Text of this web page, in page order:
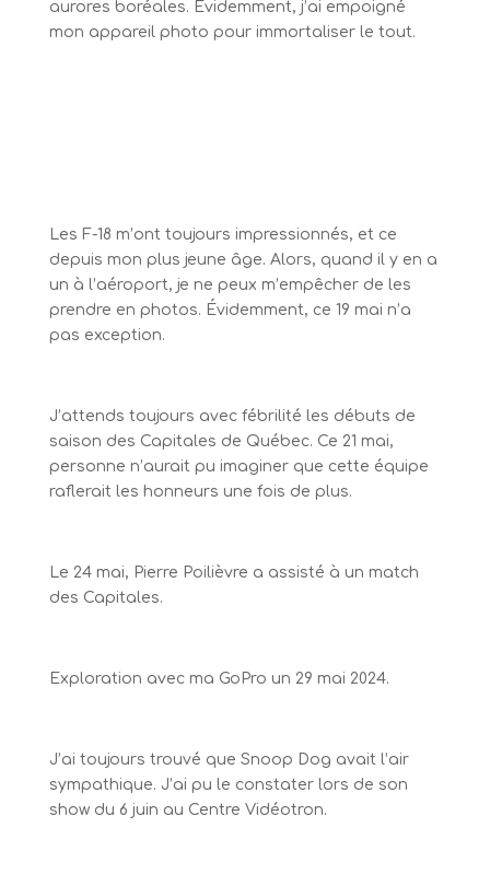
aurores boréales. Évidemment, j’ai empoigné
mon appareil photo pour immortaliser le tout.
Les F-18 m’ont toujours impressionnés, et ce
depuis mon plus jeune âge. Alors, quand il y en a
un à l’aéroport, je ne peux m’empêcher de les
prendre en photos. Évidemment, ce 19 mai n’a
pas exception.
J’attends toujours avec fébrilité les débuts de
saison des Capitales de Québec. Ce 21 mai,
personne n’aurait pu imaginer que cette équipe
raflerait les honneurs une fois de plus.
Le 24 mai, Pierre Poilièvre a assisté à un match
des Capitales.
Exploration avec ma GoPro un 29 mai 2024.
J’ai toujours trouvé que Snoop Dog avait l’air
sympathique. J’ai pu le constater lors de son
show du 6 juin au Centre Vidéotron.